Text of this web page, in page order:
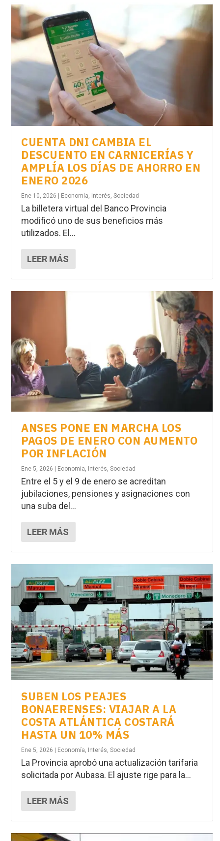
CUENTA DNI CAMBIA EL
DESCUENTO EN CARNICERÍAS Y
AMPLÍA LOS DÍAS DE AHORRO EN
ENERO 2026
Ene 10, 2026 Economía, Interés,Sociedad
La billetera virtual del Banco Provincia
modificó uno de sus beneficios más
utilizados. El...
LEER MÁS
ANSES PONE EN MARCHA LOS
PAGOS DE ENERO CON AUMENTO
POR INFLACIÓN
Ene 5, 2026 Economía, Interés,Sociedad
Entre el 5 y el 9 de enero se acreditan
jubilaciones, pensiones y asignaciones con
una suba del...
LEER MÁS
SUBEN LOS PEAJES
BONAERENSES: VIAJAR A LA
COSTA ATLÁNTICA COSTARÁ
HASTA UN 10% MÁS
Ene 5, 2026 Economía, Interés,Sociedad
La Provincia aprobó una actualización tarifaria
solicitada por Aubasa. El ajuste rige para la...
LEER MÁS